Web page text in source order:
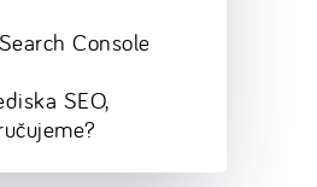
Console
SEO,